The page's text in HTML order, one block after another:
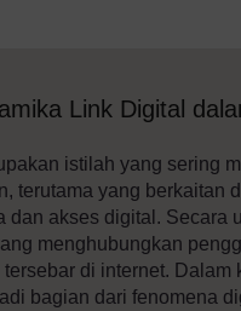
Link Digital
istilah yang sering
terutama yang berkaitan
dan akses digital. Secara
menghubungkan
di internet.
bagian dari fenomena